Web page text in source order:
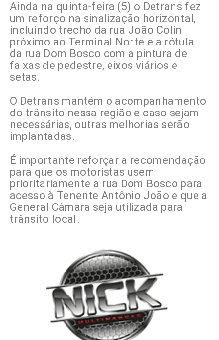
Ainda na quinta-feira (5) o Detrans fez
um reforço na sinalização horizontal,
incluindo trecho da rua João Colin
próximo ao Terminal Norte e a rótula
da rua Dom Bosco com a pintura de
faixas de pedestre, eixos viários e
setas.
O Detrans mantém o acompanhamento
do trânsito nessa região e caso sejam
necessárias, outras melhorias serão
implantadas.
É importante reforçar a recomendação
para que os motoristas usem
prioritariamente a rua Dom Bosco para
acesso à Tenente Antônio João e que a
General Câmara seja utilizada para
trânsito local.